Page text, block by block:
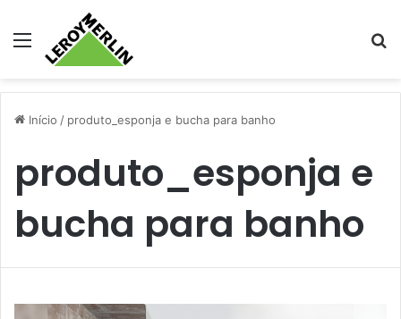
Menu
Início / produto_esponja e bucha para banho
produto_esponja e
bucha para banho